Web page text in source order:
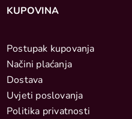
KUPOVINA
Postupak kupovanja
Načini plaćanja
Dostava
Uvjeti poslovanja
Politika privatnosti